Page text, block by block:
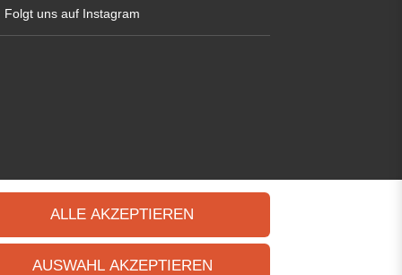
Folgt uns auf Instagram
ALLE AKZEPTIEREN
AUSWAHL AKZEPTIEREN